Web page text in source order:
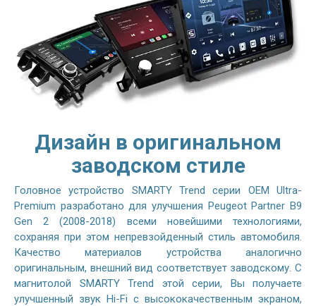
Дизайн в оригинальном
заводском стиле
Головное устройство SMARTY Trend серии OEM Ultra-
Premium разработано для улучшения Peugeot Partner B9
Gen 2 (2008-2018) всеми новейшими технологиями,
сохраняя при этом непревзойденный стиль автомобиля.
Качество материалов устройства аналогично
оригинальным, внешний вид соответствует заводскому. С
магнитолой SMARTY Trend этой серии, Вы получаете
улучшенный звук Hi-Fi с высококачественным экраном,